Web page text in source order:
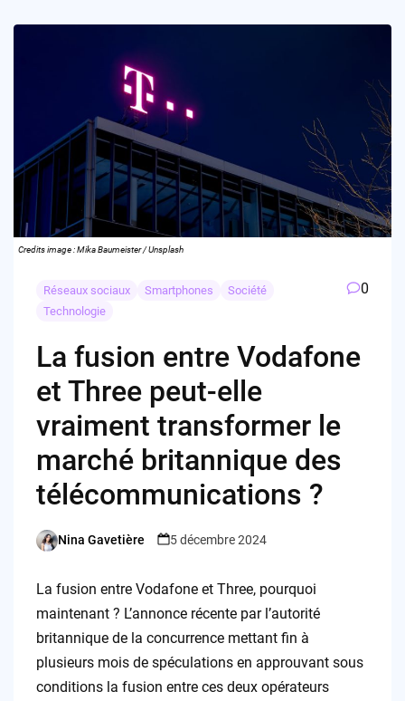
Credits image : Mika Baumeister / Unsplash
Réseaux sociaux Smartphones
Société
Technologie
0
La fusion entre Vodafone
et Three peut-elle
vraiment transformer le
marché britannique des
télécommunications ?
Posted
Nina Gavetière 5 décembre 2024
La fusion entre Vodafone et Three, pourquoi
maintenant ? L’annonce récente par l’autorité
britannique de la concurrence mettant fin à
plusieurs mois de spéculations en approuvant sous
conditions la fusion entre ces deux opérateurs